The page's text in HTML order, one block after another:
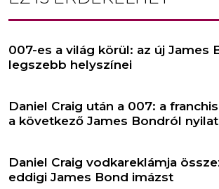
007-es a világ körül: az új James
legszebb helyszínei
Daniel Craig után a 007: a
a következő James Bondról
Daniel Craig vodkareklámja
eddigi James Bond imázst